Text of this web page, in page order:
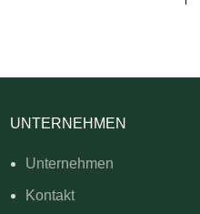
UNTERNEHMEN
Unternehmen
Kontakt